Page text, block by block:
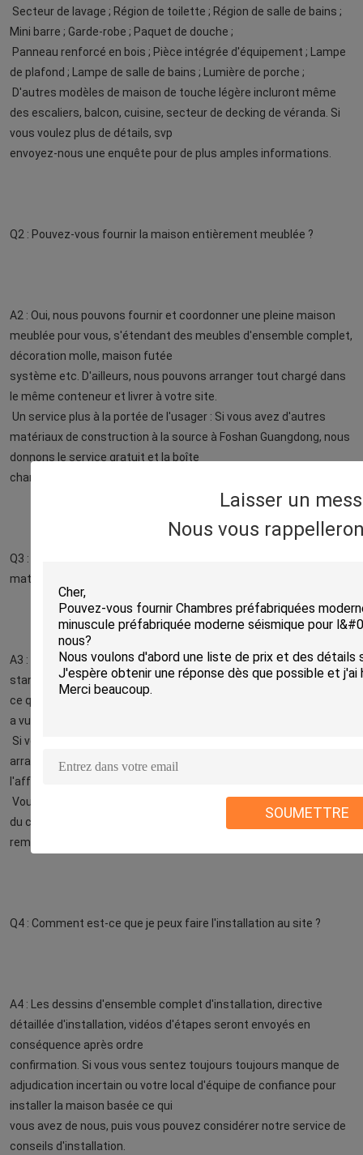
Laisser un
Nous vous
SOUMETTRE
Secteur de lavage ; Région de toilette ; Région de salle de bains ;
Mini barre ; Garde-robe ; Paquet de douche ;
Panneau renforcé en bois ; Pièce intégrée d'équipement ; Lampe
de plafond ; Lampe de salle de bains ; Lumière de porche ;
D'autres modèles de maison de touche légère incluront même
des escaliers, balcon, cuisine, secteur de decking de véranda. Si
vous voulez plus de détails, svp
envoyez-nous une enquête pour de plus amples informations.
Q2 : Pouvez-vous fournir la maison entièrement meublée ?
A2 : Oui, nous pouvons fournir et coordonner une pleine maison
meublée pour vous, s'étendant des meubles d'ensemble complet,
décoration molle, maison futée
système etc. D'ailleurs, nous pouvons arranger tout chargé dans
le même conteneur et livrer à votre site.
Un service plus à la portée de l'usager : Si vous avez d'autres
matériaux de construction à la source à Foshan Guangdong, nous
donnons le service gratuit et la boîte
chargez les produits dans le même conteneur avec notre maison.
Q3 : Si je commande la maison, est-ce que j'obtiendrai les
matériaux de maison avec la couleur différente que le rendu ?
A3 : Le rendu 3D est notre proposition pour chaque modèle
standard, donc la couleur réelle sera légèrement différente que
ce qui vous
a vu dans les images de rendu.
Si vous devez voir la couleur matérielle physique, nous pouvons
arranger les échantillons de matériaux à vous avec
l'affranchissement soutenu par votre côté.
Vous pouvez passer une commande d'échantillon d'assurance
du commerce d'Alibaba en ligne, le coût d'échantillon serez
remboursé quand vous passez la commande.
Q4 : Comment est-ce que je peux faire l'installation au site ?
A4 : Les dessins d'ensemble complet d'installation, directive
détaillée d'installation, vidéos d'étapes seront envoyés en
conséquence après ordre
confirmation. Si vous vous sentez toujours toujours manque de
adjudication incertain ou votre local d'équipe de confiance pour
installer la maison basée ce qui
vous avez de nous, puis vous pouvez considérer notre service de
conseils d'installation.